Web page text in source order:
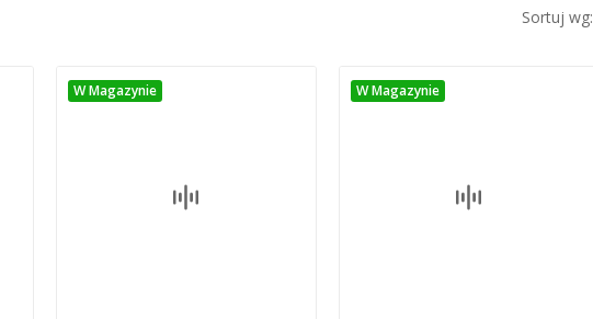
Sortuj wg:
W Magazynie W Magazynie